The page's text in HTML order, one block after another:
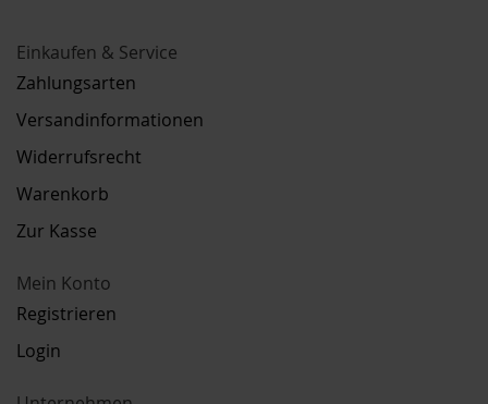
Einkaufen & Service
Zahlungsarten
Versandinformationen
Widerrufsrecht
Warenkorb
Zur Kasse
Mein Konto
Registrieren
Login